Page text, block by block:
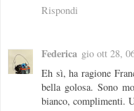
Rispondi
Federica gio ott 28,
Eh sì, ha ragione
bella golosa. Sono
bianco, complimenti.